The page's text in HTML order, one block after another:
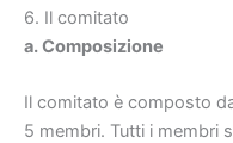
6. Il comitato
a. Composizione
Il comitato è composto
5 membri. Tutti i membri